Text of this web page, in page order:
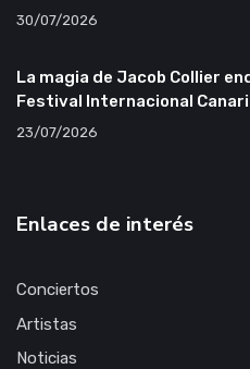
30/07/2026
La magia de Jacob Collier
Festival Internacional
23/07/2026
Enlaces de interés
Conciertos
Artistas
Noticias